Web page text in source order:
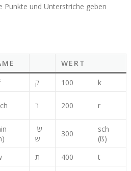
Punkte und Unterstriche geben
WERT
ק 100
k
ר 200 r
שׂ
שׁ
300
sch
(ß)
ת 400
t